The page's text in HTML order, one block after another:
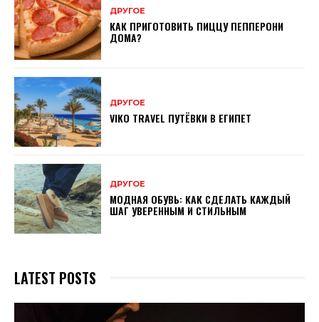
ДРУГОЕ
КАК ПРИГОТОВИТЬ ПИЦЦУ ПЕППЕРОНИ
ДОМА?
ДРУГОЕ
VIKO TRAVEL ПУТЁВКИ В ЕГИПЕТ
ДРУГОЕ
МОДНАЯ ОБУВЬ: КАК СДЕЛАТЬ КАЖДЫЙ
ШАГ УВЕРЕННЫМ И СТИЛЬНЫМ
LATEST POSTS